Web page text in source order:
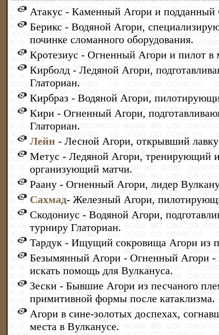
Атакус - Каменный Агори и подданный
Берикс - Водяной Агори,
починке сломанного оборудования.
Кротезиус - Огненный Агори и пилот в
Кирболд - Ледяной Агори,
Глаториан.
Кирбраз - Водяной Агори,
Кири - Огненный Агори,
Глаториан.
Лейн - Лесной Агори, открывший
Метус - Ледяной Агори, тренирующий
организующий матчи.
Раану - Огненный Агори, лидер
Сахмад- Железный Агори,
Скодониус - Водяной Агори,
турниру Глаториан.
Тардук - Ищущий сокровища Агори из
Безымянный Агори - Огненный Агори -
искать помощь для Вулкануса.
Зески - Бывшие Агори из песчаного
примитивной формы после катаклизма.
Агори в сине-золотых доспехах,
места в Вулканусе.